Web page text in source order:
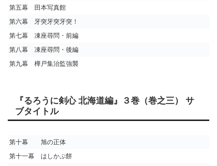
第五幕 田本写真館
第六幕 牙突牙突牙突！
第七幕 凍座尋問・前編
第八幕 凍座尋問・後編
第九幕 樺戸集治監強襲
『るろうに剣心 北海道編』３巻（巻之三） サ
ブタイトル
第十幕 旭の正体
第十一幕 はしかぷ餅